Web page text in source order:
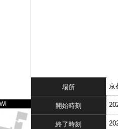
場所 京
開始時刻
終了時刻